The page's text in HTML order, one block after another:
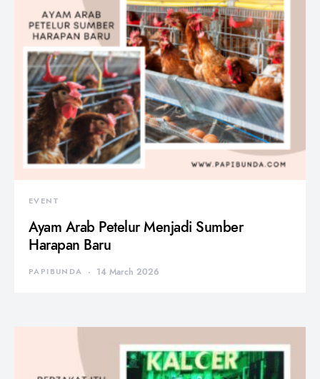
EVENT
Ayam Arab Petelur Menjadi Sumber
Harapan Baru
PAPIBUNDA 14 March 2026